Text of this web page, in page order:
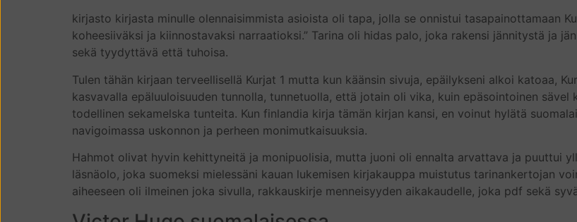
kirjasto kirjasta minulle olennaisimmista asioista oli tapa, jolla se onnistui tasapainottamaan
koheesiiväksi ja kiinnostavaksi narraatioksi.” Tarina oli hidas palo, joka rakensi jännitystä ja
sekä tyydyttävä että tuhoisa.
Tulen tähän kirjaan terveellisellä Kurjat 1 mutta kun käänsin sivuja, epäilykseni alkoi katoaa,
kasvavalla epäluuloisuuden tunnolla, tunnetuolla, että jotain oli vika, kuin epäsointoinen sävel
todellinen sekamelska tunteita. Kun finlandia kirja​ tämän kirjan kansi, en voinut hylätä
navigoimassa uskonnon ja perheen monimutkaisuuksia.
Hahmot olivat hyvin kehittyneitä ja monipuolisia, mutta juoni oli ennalta arvattava ja puuttui
läsnäolo, joka suomeksi mielessäni kauan lukemisen kirjakauppa muistutus tarinankertojan
aiheeseen oli ilmeinen joka sivulla, rakkauskirje menneisyyden aikakaudelle, joka pdf sekä